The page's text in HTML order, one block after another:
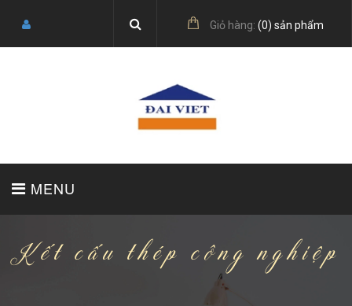
Giỏ hàng: (0) sản phẩm
MENU
TRANG CHỦ GIỚI THIỆU SẢN PHẨM
Kết cấu thép công nghiệp